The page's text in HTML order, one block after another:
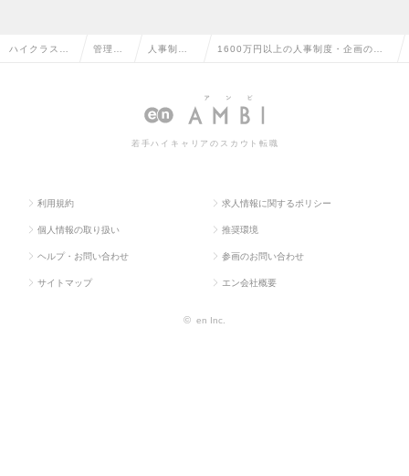
ハイクラス求 管理部 人事制 1600万円以上の人事制度・企画の転
若手ハイキャリアのスカウト転職
利用規約 求人情報に関するポリシー
個人情報の取り扱い 推奨環境
ヘルプ・お問い合わせ 参画のお問い合わせ
サイトマップ エン会社概要
© en Inc.